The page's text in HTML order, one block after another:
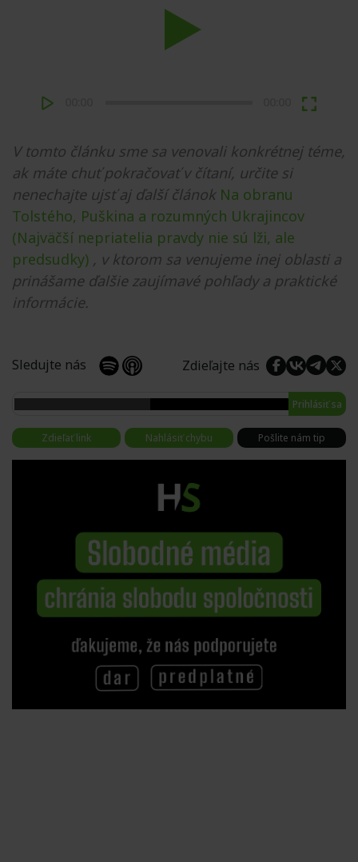
V tomto článku sme sa venovali konkrétnej téme,
ak máte chuť pokračovať v čítaní, určite si
nenechajte ujsť aj ďalší článok Na obranu
Tolstého, Puškina a rozumných Ukrajincov
(Najväčší nepriatelia pravdy nie sú lži, ale
predsudky) , v ktorom sa venujeme inej oblasti a
prinášame ďalšie zaujímavé pohľady a praktické
informácie.
Sledujte nás Zdieľajte nás
Prihlásiť sa
Zdieľať link Nahlásiť chybu Pošlite nám tip